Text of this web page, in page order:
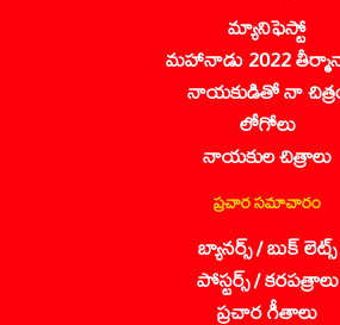
మ్యానిఫెస్టో
మహానాడు 2022
నాయకుడితో నా
లోగోలు
నాయకుల చిత్రాలు
ప్రచార సమాచారం
బ్యానర్స్ / బుక్ లెట్స్
పోస్టర్స్ / కరపత్రాలు
ప్రచార గీతాలు